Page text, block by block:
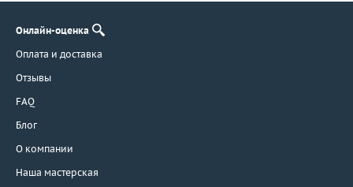
Онлайн-оценка
Оплата и доставка
Отзывы
FAQ
Блог
О компании
Наша мастерская